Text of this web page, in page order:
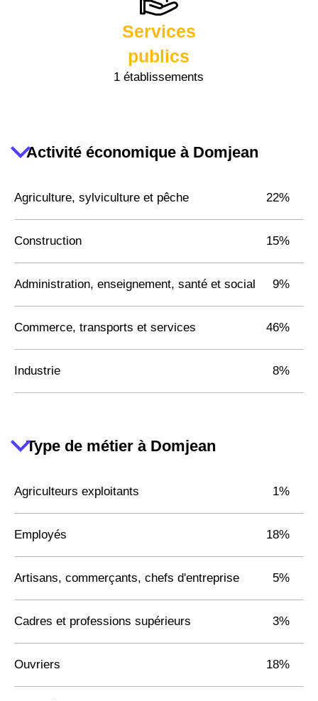
Services
publics
1 établissements
Activité économique à Domjean
Agriculture, sylviculture et pêche 22%
Construction 15%
Administration, enseignement, santé et social 9%
Commerce, transports et services 46%
Industrie 8%
Type de métier à Domjean
Agriculteurs exploitants 1%
Employés 18%
Artisans, commerçants, chefs d'entreprise 5%
Cadres et professions supérieurs 3%
Ouvriers 18%